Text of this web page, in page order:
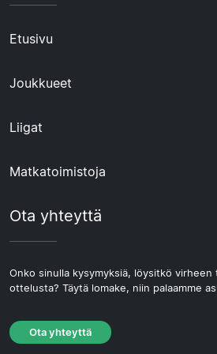
Etusivu
Joukkueet
Liigat
Matkatoimistoja
Ota yhteyttä
Onko sinulla kysymyksiä, löysitkö virheen
ottelusta? Täytä lomake, niin palaamme
Ota yhteyttä